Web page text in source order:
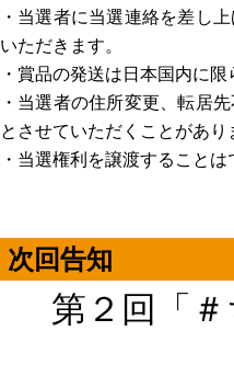
・当選者に当選連絡を差し
いただきます。
・賞品の発送は日本国内に限
・当選者の住所変更、転居
とさせていただくことがあり
・当選権利を譲渡することは
次回告知
第２回「